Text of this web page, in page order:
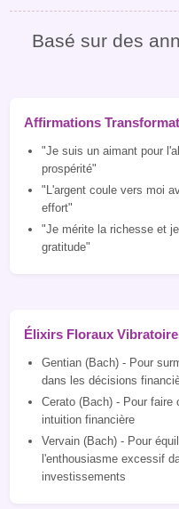
Basé sur des
Affirmations
"Je suis un aimant pour
prospérité"
"L'argent coule vers moi
effort"
"Je mérite la richesse et
gratitude"
Élixirs Floraux
Gentian (Bach) - Pour
dans les décisions
Cerato (Bach) - Pour faire
intuition financière
Vervain (Bach) - Pour
l'enthousiasme excessif
investissements